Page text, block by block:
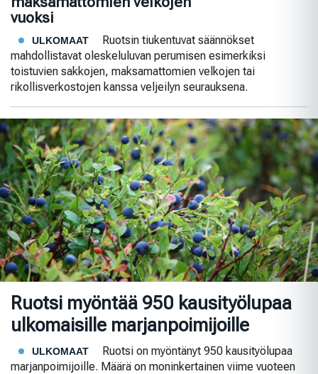
vuoksi
ULKOMAAT
Ruotsin tiukentuvat säännökset
mahdollistavat oleskeluluvan perumisen esimerkiksi
toistuvien sakkojen, maksamattomien velkojen tai
rikollisverkostojen kanssa veljeilyn seurauksena.
Ruotsi myöntää 950 kausityölupaa
ulkomaisille marjanpoimijoille
ULKOMAAT
Ruotsi on myöntänyt 950 kausityölupaa
marjanpoimijoille. Määrä on moninkertainen viime vuoteen